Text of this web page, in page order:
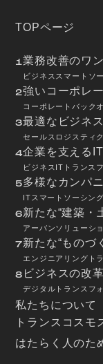
TOPページ
1業務改善のワ
ビジネススマートソ
2強いコーポレ
コーポレートバック
3最適なビジネ
セールスロジスティ
4企業を支える
ビジネスITトランス
5多様なカンパ
ITスマートソーシン
6新たな“建築・
アーバンソリューシ
7新たな“ものづ
エンジニアリングト
8 ビジネスの改
デジタルトランスフ
私たちについて
トランスコスモ
はたらく人のた